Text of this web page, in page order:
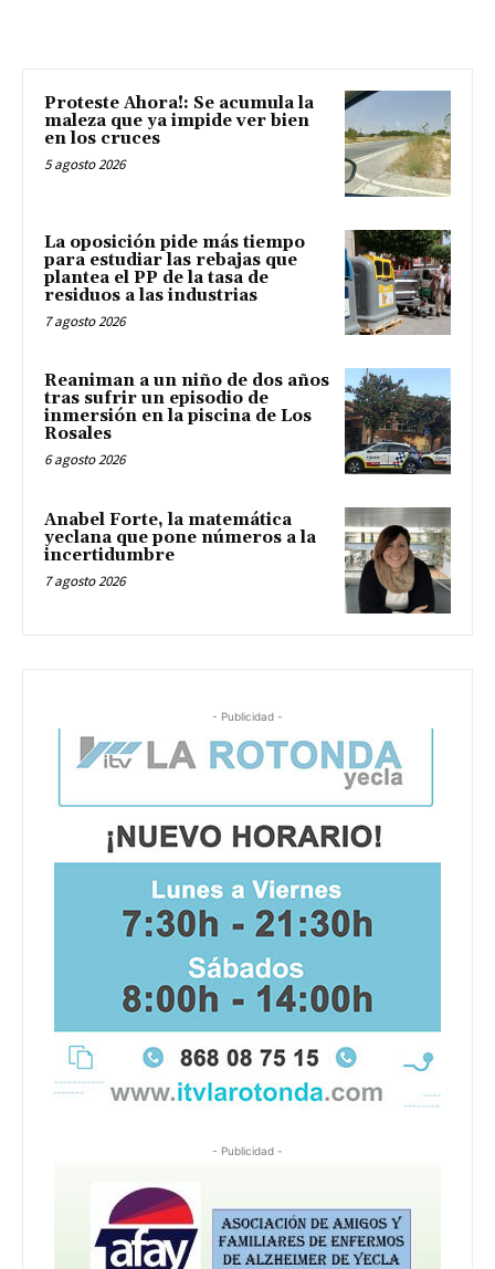
Proteste Ahora!: Se acumula la
maleza que ya impide ver bien
en los cruces
5 agosto 2026
La oposición pide más tiempo
para estudiar las rebajas que
plantea el PP de la tasa de
residuos a las industrias
7 agosto 2026
Reaniman a un niño de dos años
tras sufrir un episodio de
inmersión en la piscina de Los
Rosales
6 agosto 2026
Anabel Forte, la matemática
yeclana que pone números a la
incertidumbre
7 agosto 2026
- Publicidad -
- Publicidad -